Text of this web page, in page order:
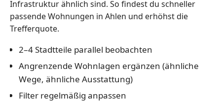
Infrastruktur ähnlich sind. So findest du schneller
passende Wohnungen in Ahlen und erhöhst die
Trefferquote.
2–4 Stadtteile parallel beobachten
Angrenzende Wohnlagen ergänzen (ähnliche
Wege, ähnliche Ausstattung)
Filter regelmäßig anpassen